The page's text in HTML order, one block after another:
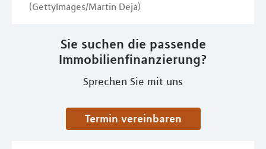
(GettyImages/Martin Deja)
Sie suchen die passende
Immobilienfinanzierung?
Sprechen Sie mit uns
Termin vereinbaren